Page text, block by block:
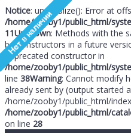
Notice: unserialize(): Error at
/home/zooby1/public_html/
11Unknown: Methods with the
be constructors in a future
deprecated constructor in
/home/zooby1/public_html/
line 38Warning: Cannot modify
already sent by (output started
/home/zooby1/public_html/
/home/zooby1/public_html/
on line 28